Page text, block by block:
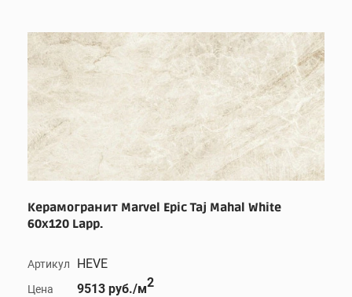
Керамогранит Marvel Epic Taj Mahal White
60x120 Lapp.
Артикул HEVE
Цена 9513 руб./м2